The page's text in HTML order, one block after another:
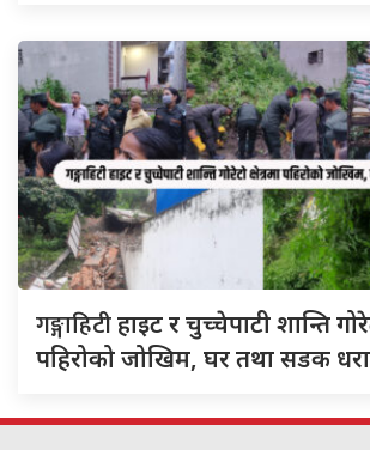
गङ्गाहिटीहाइट र चुच्चेपाटी शान्ति
पहिरोको जोखिम, घर तथा सडक